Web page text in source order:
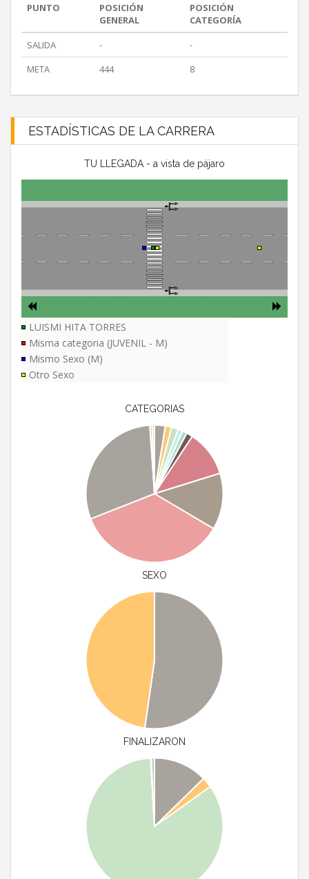
PUNTO
POSICIÓN
GENERAL
POSICIÓN
CATEGORÍA
SALIDA
-
-
META
444 8
ESTADÍSTICAS DE LA CARRERA
TU LLEGADA - a vista de pájaro
LUISMI HITA TORRES
Misma categoria (JUVENIL - M)
Mismo Sexo (M)
Otro Sexo
CATEGORIAS
SEXO
FINALIZARON